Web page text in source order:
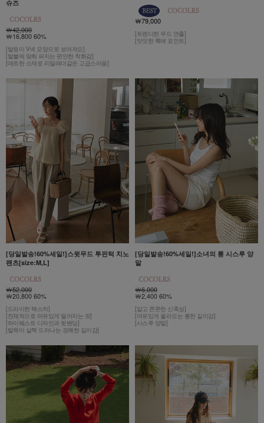
슈즈
￦42,000
￦16,800 60%
[발등이 V넥 모양으로 보여져요]
[발볼에 맞춰 퍼지는 편안한 착화감]
[매트한 소재로 리얼레더같은 고급스러움]
￦79,000
[트렌디한 무드 연출]
[밋밋한 룩에 포인트]
[당일발송!60%세일!]스윗무드 투핀턱 치노
팬츠[size:M,L]
￦52,000
￦20,800 60%
[드라이한 텍스처]
[전체적으로 여유있게 떨어지는 핏]
[하이웨스트 디자인과 뒷밴딩]
[발목이 살짝 드러나는 경쾌한 길이감]
[당일발송!60%세일!]소녀의 롱 시스루 양
말
￦6,000
￦2,400 60%
[얇고 쫀쫀한 신축성]
[여유있게 올라오는 롱한 길이감]
[시스루 양말]